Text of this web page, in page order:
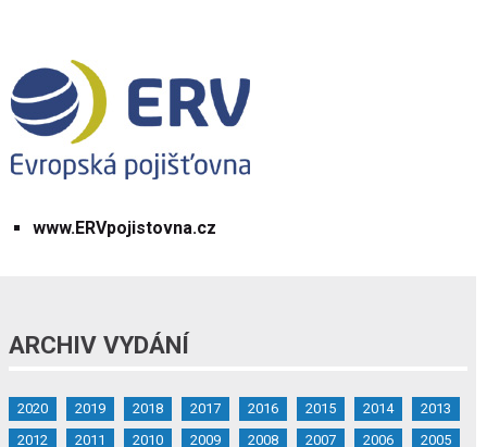
www.ERVpojistovna.cz
ARCHIV VYDÁNÍ
2020 2019 2018 2017 2016 2015 2014
2013
2012
2011 2010 2009 2008 2007 2006
2005